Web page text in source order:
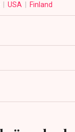
USA Finland